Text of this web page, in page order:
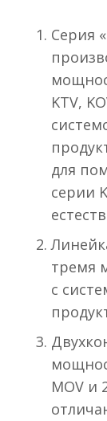
Серия
KTV,
для
серии
тремя
с
MOV и